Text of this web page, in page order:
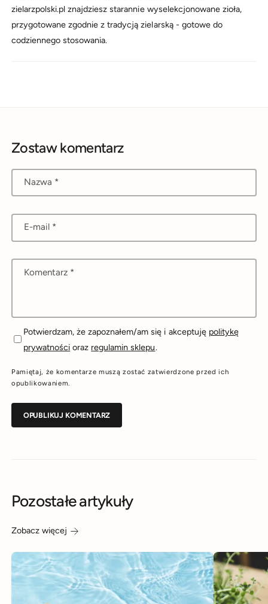
zielarzpolski.pl znajdziesz starannie wyselekcjonowane zioła,
przygotowane zgodnie z tradycją zielarską - gotowe do
codziennego stosowania.
Zostaw komentarz
Nazwa *
E-mail *
Komentarz *
Potwierdzam, że zapoznałem/am się i akceptuję politykę
prywatności oraz regulamin sklepu.
Pamiętaj, że komentarze muszą zostać zatwierdzone przed ich
opublikowaniem.
Pozostałe artykuły
Zobacz więcej